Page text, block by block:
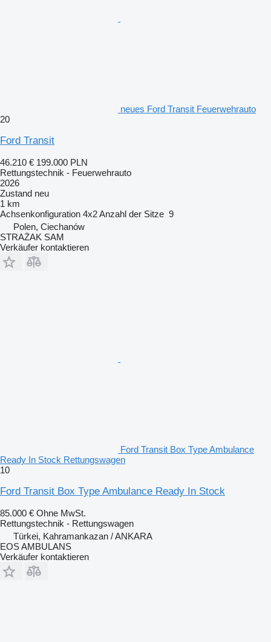
neues Ford Transit Feuerwehrauto
20
Ford Transit
46.210 € 199.000 PLN
Rettungstechnik - Feuerwehrauto
2026
Zustand neu
1 km
Achsenkonfiguration 4x2Anzahl der Sitze 9
Polen, Ciechanów
STRAŻAK SAM
Verkäufer kontaktieren
Ford Transit Box Type Ambulance
Ready In Stock Rettungswagen
10
Ford Transit Box Type Ambulance Ready In Stock
85.000 € Ohne MwSt.
Rettungstechnik - Rettungswagen
Türkei, Kahramankazan / ANKARA
EOS AMBULANS
Verkäufer kontaktieren